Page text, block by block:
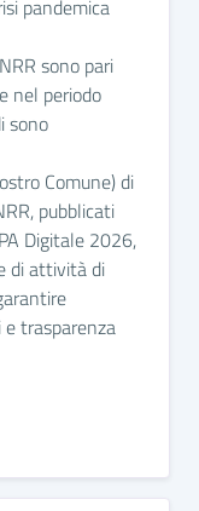
pandemica
sono pari
nel periodo
sono
Comune) di
pubblicati
Digitale 2026,
di attività di
trasparenza